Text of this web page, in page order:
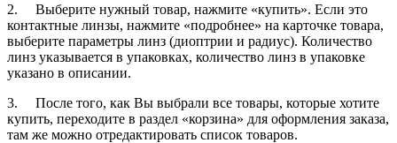
2. Выберите нужный товар, нажмите «купить». Если это
контактные линзы, нажмите «подробнее» на карточке товара,
выберите параметры линз (диоптрии и радиус). Количество
линз указывается в упаковках, количество линз в упаковке
указано в описании.
3. После того, как Вы выбрали все товары, которые хотите
купить, переходите в раздел «корзина» для оформления заказа,
там же можно отредактировать список товаров.